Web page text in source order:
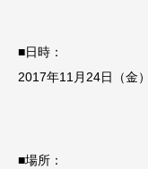
■日時：
2017年11月24日（金
■場所：